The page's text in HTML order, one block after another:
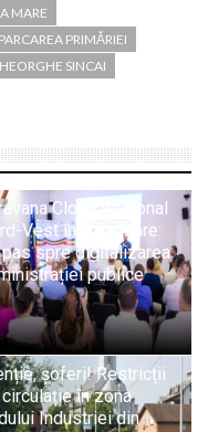
MARE
PARCAREA PRIMĂRIEI
SINCAI
Cloud Regional
Vest în Baia Mare:
pas spre digitalizarea
publice
șoferi! Restricții
în zona
Industriei din